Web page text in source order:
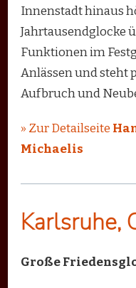
Innenstadt hinaus
Jahrtausendglocke
Funktionen im
Anlässen und steht
Aufbruch und
» Zur Detailseite
Michaelis
Karlsruhe,
Große